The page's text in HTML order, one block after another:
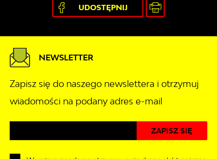
UDOSTĘPNIJ
NEWSLETTER
Zapisz się do naszego newslettera i otrzymuj
wiadomości na podany adres e-mail